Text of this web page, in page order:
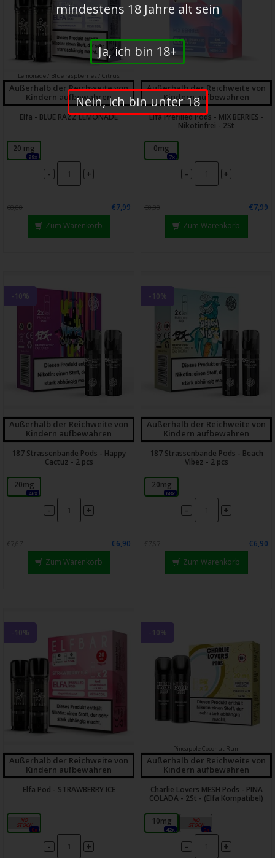
Lemonade / Blue raspberries / Citrus
Außerhalb der Reichweite von
Kindern aufbewahren
Elfa - BLUE RAZZ LEMONADE
20 mg
99x
- +
€8,88
€7,99
Zum Warenkorb
Außerhalb der Reichweite von
Kindern aufbewahren
Elfa Prefilled Pods - MIX BERRIES -
Nikotinfrei - 2St
0mg
7x
- +
€8,88
€7,99
Zum Warenkorb
-10%
Außerhalb der Reichweite von
Kindern aufbewahren
187 Strassenbande Pods - Happy
Cactuz - 2 pcs
20mg
46x
- +
€7,67
€6,90
Zum Warenkorb
-10%
Außerhalb der Reichweite von
Kindern aufbewahren
187 Strassenbande Pods - Beach
Vibez - 2 pcs
20mg
68x
- +
€7,67
€6,90
Zum Warenkorb
-10%
Außerhalb der Reichweite von
Kindern aufbewahren
Elfa Pod - STRAWBERRY ICE
20mg
0x
- +
-10%
Pineapple Coconut Rum
Außerhalb der Reichweite von
Kindern aufbewahren
Charlie Lovers MESH Pods - PINA
COLADA - 2St - (Elfa Kompatibel)
10mg
42x
20mg
0x
- +
mindestens 18 Jahre alt sein
Ja, ich bin 18+
Nein, ich bin unter 18